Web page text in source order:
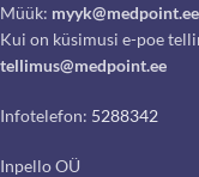
Müük: myyk@medpoint.ee
Kui on küsimusi e-poe
tellimus@medpoint.ee
Infotelefon: 5288342
Inpello OÜ